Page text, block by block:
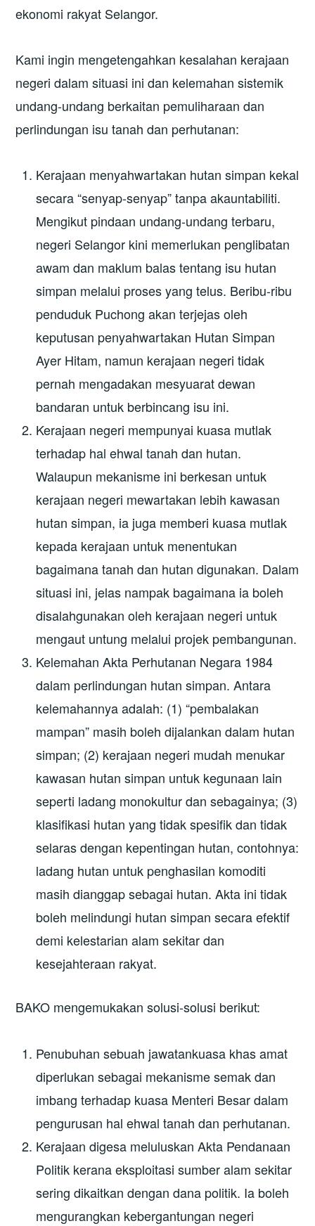
ekonomi rakyat Selangor.
Kami ingin mengetengahkan kesalahan kerajaan
negeri dalam situasi ini dan kelemahan sistemik
undang-undang berkaitan pemuliharaan dan
perlindungan isu tanah dan perhutanan:
Kerajaan menyahwartakan hutan simpan kekal
secara “senyap-senyap” tanpa akauntabiliti.
Mengikut pindaan undang-undang terbaru,
negeri Selangor kini memerlukan penglibatan
awam dan maklum balas tentang isu hutan
simpan melalui proses yang telus. Beribu-ribu
penduduk Puchong akan terjejas oleh
keputusan penyahwartakan Hutan Simpan
Ayer Hitam, namun kerajaan negeri tidak
pernah mengadakan mesyuarat dewan
bandaran untuk berbincang isu ini.
Kerajaan negeri mempunyai kuasa mutlak
terhadap hal ehwal tanah dan hutan.
Walaupun mekanisme ini berkesan untuk
kerajaan negeri mewartakan lebih kawasan
hutan simpan, ia juga memberi kuasa mutlak
kepada kerajaan untuk menentukan
bagaimana tanah dan hutan digunakan. Dalam
situasi ini, jelas nampak bagaimana ia boleh
disalahgunakan oleh kerajaan negeri untuk
mengaut untung melalui projek pembangunan.
Kelemahan Akta Perhutanan Negara 1984
dalam perlindungan hutan simpan. Antara
kelemahannya adalah: (1) “pembalakan
mampan” masih boleh dijalankan dalam hutan
simpan; (2) kerajaan negeri mudah menukar
kawasan hutan simpan untuk kegunaan lain
seperti ladang monokultur dan sebagainya; (3)
klasifikasi hutan yang tidak spesifik dan tidak
selaras dengan kepentingan hutan, contohnya:
ladang hutan untuk penghasilan komoditi
masih dianggap sebagai hutan. Akta ini tidak
boleh melindungi hutan simpan secara efektif
demi kelestarian alam sekitar dan
kesejahteraan rakyat.
BAKO mengemukakan solusi-solusi berikut:
Penubuhan sebuah jawatankuasa khas amat
diperlukan sebagai mekanisme semak dan
imbang terhadap kuasa Menteri Besar dalam
pengurusan hal ehwal tanah dan perhutanan.
Kerajaan digesa meluluskan Akta Pendanaan
Politik kerana eksploitasi sumber alam sekitar
sering dikaitkan dengan dana politik. Ia boleh
mengurangkan kebergantungan negeri